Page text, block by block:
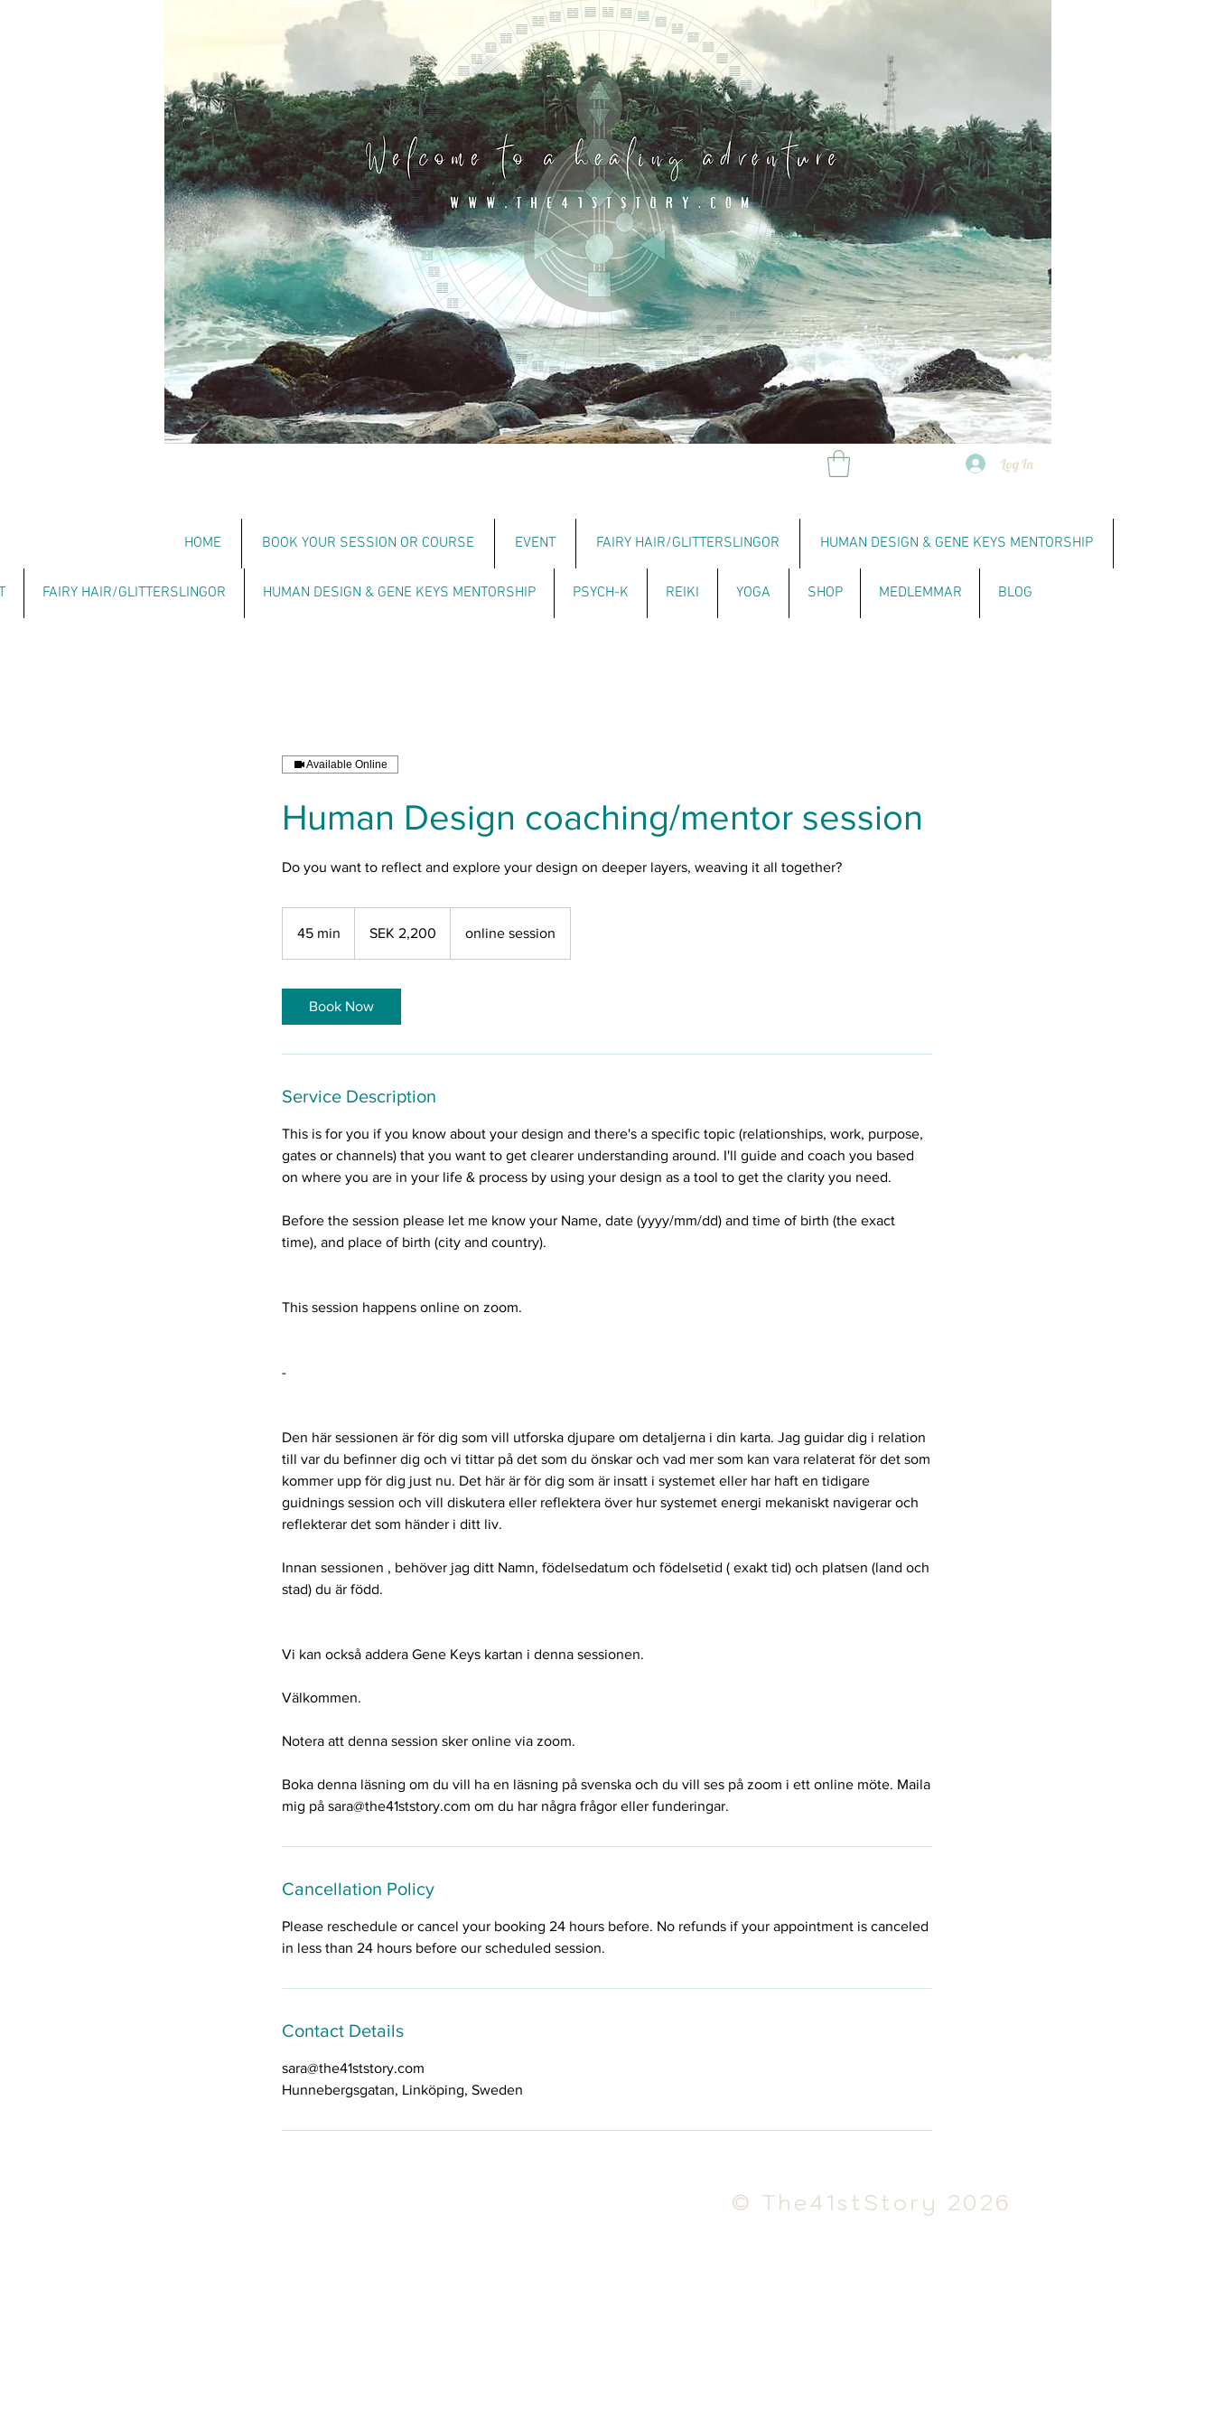
Log In
HOME BOOK YOUR SESSION OR COURSE EVENT FAIRY HAIR/GLITTERSLINGOR HUMAN DESIGN & GENE KEYS MENTORSHIP
FAIRY HAIR/GLITTERSLINGOR HUMAN DESIGN & GENE KEYS MENTORSHIP PSYCH-K REIKI YOGA SHOP MEDLEMMAR BLOG
Available Online
Human Design coaching/mentor session
Do you want to reflect and explore your design on deeper layers, weaving it all together?
45 min
kronorSEK 2,200 online session
Book Now
Service Description
This is for you if you know about your design and there's a specific topic (relationships, work, purpose,
gates or channels) that you want to get clearer understanding around. I'll guide and coach you based
on where you are in your life & process by using your design as a tool to get the clarity you need.
Before the session please let me know your Name, date (yyyy/mm/dd) and time of birth (the exact
time), and place of birth (city and country).
This session happens online on zoom.
-
Den här sessionen är för dig som vill utforska djupare om detaljerna i din karta. Jag guidar dig i relation
till var du befinner dig och vi tittar på det som du önskar och vad mer som kan vara relaterat för det som
kommer upp för dig just nu. Det här är för dig som är insatt i systemet eller har haft en tidigare
guidnings session och vill diskutera eller reflektera över hur systemet energi mekaniskt navigerar och
reflekterar det som händer i ditt liv.
Innan sessionen , behöver jag ditt Namn, födelsedatum och födelsetid ( exakt tid) och platsen (land och
stad) du är född.
Vi kan också addera Gene Keys kartan i denna sessionen.
Välkommen.
Notera att denna session sker online via zoom.
Boka denna läsning om du vill ha en läsning på svenska och du vill ses på zoom i ett online möte. Maila
mig på sara@the41ststory.com om du har några frågor eller funderingar.
Cancellation Policy
Please reschedule or cancel your booking 24 hours before. No refunds if your appointment is canceled
in less than 24 hours before our scheduled session.
Contact Details
sara@the41ststory.com
Hunnebergsgatan, Linköping, Sweden
© The41stStory 2026